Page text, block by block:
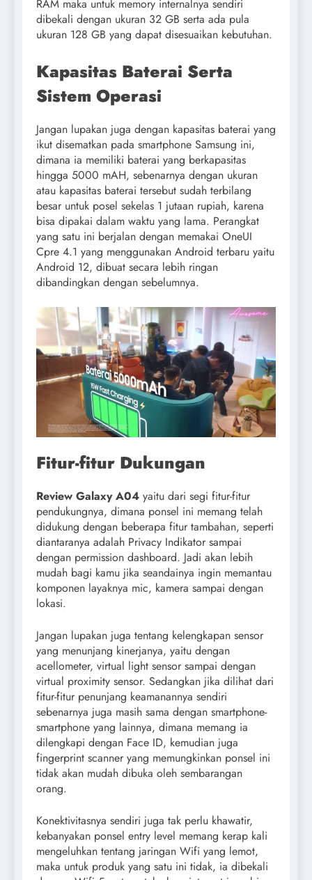
RAM maka untuk memory internalnya sendiri
dibekali dengan ukuran 32 GB serta ada pula
ukuran 128 GB yang dapat disesuaikan kebutuhan.
Kapasitas Baterai Serta
Sistem Operasi
Jangan lupakan juga dengan kapasitas baterai yang
ikut disematkan pada smartphone Samsung ini,
dimana ia memiliki baterai yang berkapasitas
hingga 5000 mAH, sebenarnya dengan ukuran
atau kapasitas baterai tersebut sudah terbilang
besar untuk posel sekelas 1 jutaan rupiah, karena
bisa dipakai dalam waktu yang lama. Perangkat
yang satu ini berjalan dengan memakai OneUI
Cpre 4.1 yang menggunakan Android terbaru yaitu
Android 12, dibuat secara lebih ringan
dibandingkan dengan sebelumnya.
Fitur-fitur Dukungan
Review Galaxy A04 yaitu dari segi fitur-fitur
pendukungnya, dimana ponsel ini memang telah
didukung dengan beberapa fitur tambahan, seperti
diantaranya adalah Privacy Indikator sampai
dengan permission dashboard. Jadi akan lebih
mudah bagi kamu jika seandainya ingin memantau
komponen layaknya mic, kamera sampai dengan
lokasi.
Jangan lupakan juga tentang kelengkapan sensor
yang menunjang kinerjanya, yaitu dengan
acellometer, virtual light sensor sampai dengan
virtual proximity sensor. Sedangkan jika dilihat dari
fitur-fitur penunjang keamanannya sendiri
sebenarnya juga masih sama dengan smartphone-
smartphone yang lainnya, dimana memang ia
dilengkapi dengan Face ID, kemudian juga
fingerprint scanner yang memungkinkan ponsel ini
tidak akan mudah dibuka oleh sembarangan
orang.
Konektivitasnya sendiri juga tak perlu khawatir,
kebanyakan ponsel entry level memang kerap kali
mengeluhkan tentang jaringan Wifi yang lemot,
maka untuk produk yang satu ini tidak, ia dibekali